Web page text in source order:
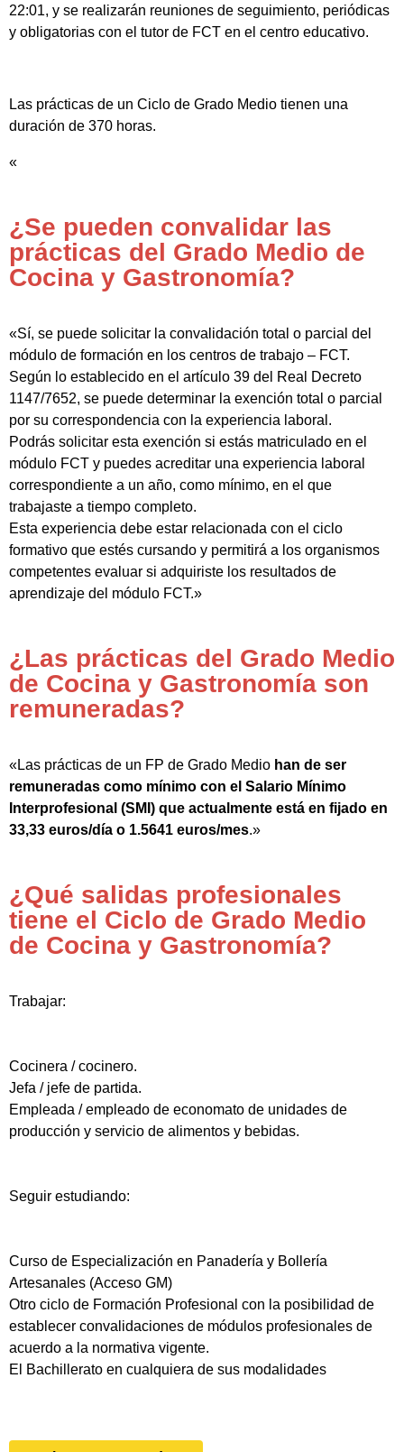
22:01, y se realizarán reuniones de seguimiento, periódicas
y obligatorias con el tutor de FCT en el centro educativo.
Las prácticas de un Ciclo de Grado Medio tienen una
duración de 370 horas.
«
¿Se pueden convalidar las
prácticas del Grado Medio de
Cocina y Gastronomía?
«Sí, se puede solicitar la convalidación total o parcial del
módulo de formación en los centros de trabajo – FCT.
Según lo establecido en el artículo 39 del Real Decreto
1147/7652, se puede determinar la exención total o parcial
por su correspondencia con la experiencia laboral.
Podrás solicitar esta exención si estás matriculado en el
módulo FCT y puedes acreditar una experiencia laboral
correspondiente a un año, como mínimo, en el que
trabajaste a tiempo completo.
Esta experiencia debe estar relacionada con el ciclo
formativo que estés cursando y permitirá a los organismos
competentes evaluar si adquiriste los resultados de
aprendizaje del módulo FCT.»
¿Las prácticas del Grado Medio
de Cocina y Gastronomía son
remuneradas?
«Las prácticas de un FP de Grado Medio han de ser
remuneradas como mínimo con el Salario Mínimo
Interprofesional (SMI) que actualmente está en fijado en
33,33 euros/día o 1.5641 euros/mes.»
¿Qué salidas profesionales
tiene el Ciclo de Grado Medio
de Cocina y Gastronomía?
Trabajar:
Cocinera / cocinero.
Jefa / jefe de partida.
Empleada / empleado de economato de unidades de
producción y servicio de alimentos y bebidas.
Seguir estudiando:
Curso de Especialización en Panadería y Bollería
Artesanales (Acceso GM)
Otro ciclo de Formación Profesional con la posibilidad de
establecer convalidaciones de módulos profesionales de
acuerdo a la normativa vigente.
El Bachillerato en cualquiera de sus modalidades